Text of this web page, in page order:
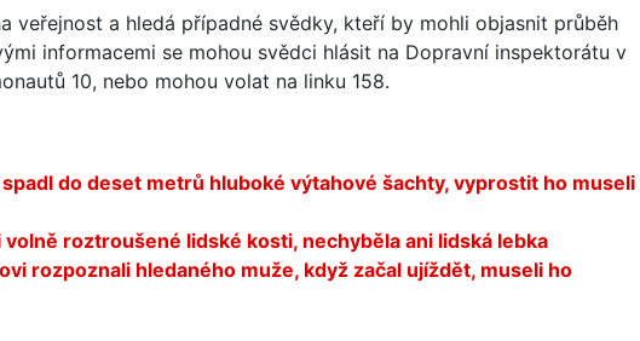
veřejnost a hledá případné svědky, kteří by mohli objasnit průběh
informacemi se mohou svědci hlásit na Dopravní inspektorátu v
10, nebo mohou volat na linku 158.
spadl do deset metrů hluboké výtahové šachty, vyprostit ho museli
volně roztroušené lidské kosti, nechyběla ani lidská lebka
rozpoznali hledaného muže, když začal ujíždět, museli ho